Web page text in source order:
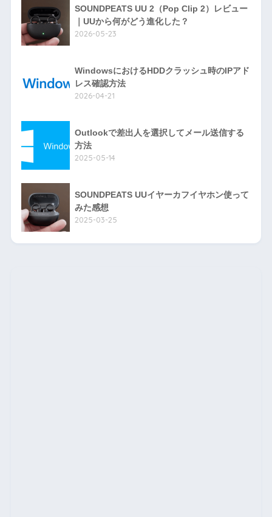
SOUNDPEATS UU 2（Pop Clip 2）レビュー
｜UUから何がどう進化した？
2026-05-23
WindowsにおけるHDDクラッシュ時のIPアド
レス確認方法
2026-04-21
Outlookで差出人を選択してメール送信する
方法
2025-05-14
SOUNDPEATS UUイヤーカフイヤホン使って
みた感想
2025-03-25